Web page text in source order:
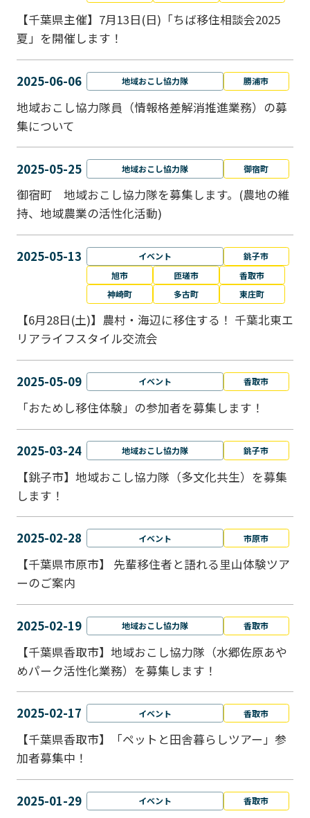
【千葉県主催】7月13日(日)「ちば移住相談会2025
夏」を開催します！
2025-06-06 地域おこし協力隊 勝浦市
地域おこし協力隊員（情報格差解消推進業務）の募
集について
2025-05-25 地域おこし協力隊 御宿町
御宿町 地域おこし協力隊を募集します。(農地の維
持、地域農業の活性化活動)
2025-05-13 イベント
銚子市
旭市
匝瑳市
香取市
神崎町
多古町 東庄町
【6月28日(土)】農村・海辺に移住する！ 千葉北東エ
リアライフスタイル交流会
2025-05-09 イベント 香取市
「おためし移住体験」の参加者を募集します！
2025-03-24 地域おこし協力隊 銚子市
【銚子市】地域おこし協力隊（多文化共生）を募集
します！
2025-02-28 イベント 市原市
【千葉県市原市】 先輩移住者と語れる里山体験ツア
ーのご案内
2025-02-19 地域おこし協力隊 香取市
【千葉県香取市】地域おこし協力隊（水郷佐原あや
めパーク活性化業務）を募集します！
2025-02-17 イベント 香取市
【千葉県香取市】「ペットと⽥舎暮らしツアー」参
加者募集中！
2025-01-29 イベント 香取市